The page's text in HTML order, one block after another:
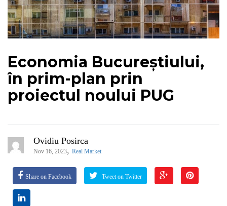
Economia Bucureștiului,
în prim-plan prin
proiectul noului PUG
Ovidiu Posirca
Nov 16, 2023, Real Market
Share on Facebook Tweet on Twitter